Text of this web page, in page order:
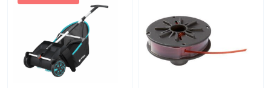
Nożyce do żywopłotu
Roboty koszące
Grillowanie